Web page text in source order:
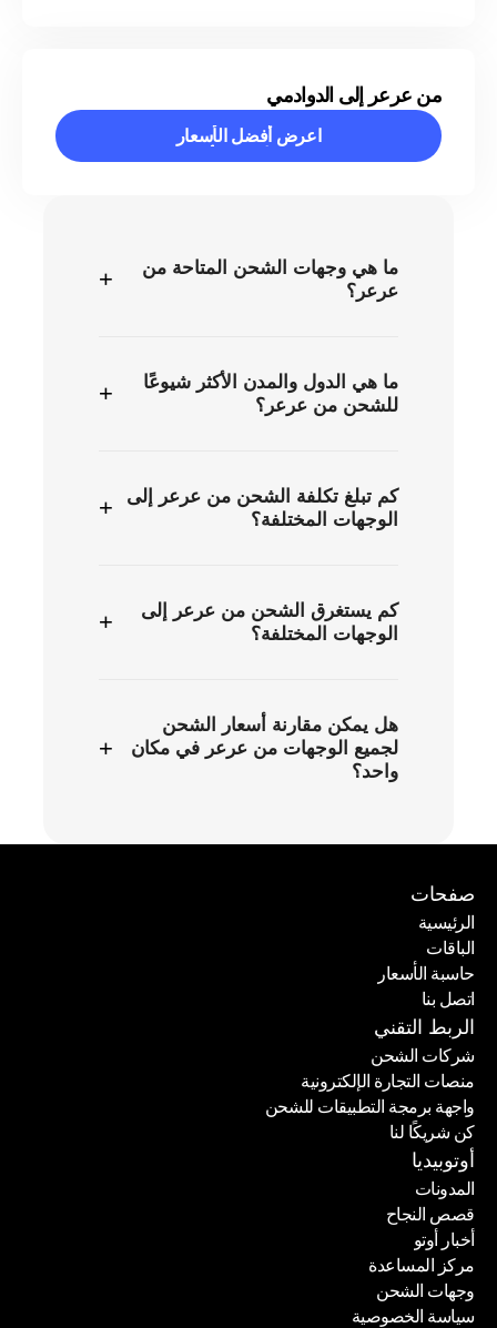
من عرعر إلى الدوادمي
اعرض أفضل الأسعار
اعرض أفضل الأسعار
ما هي وجهات الشحن المتاحة من
عرعر؟
+
ما هي الدول والمدن الأكثر شيوعًا
للشحن من عرعر؟
+
كم تبلغ تكلفة الشحن من عرعر إلى
الوجهات المختلفة؟
+
كم يستغرق الشحن من عرعر إلى
الوجهات المختلفة؟
+
هل يمكن مقارنة أسعار الشحن
لجميع الوجهات من عرعر في مكان
واحد؟
+
صفحات
الرئيسية
الرئيسية
الباقات
الباقات
حاسبة الأسعار
حاسبة الأسعار
اتصل بنا
اتصل بنا
الربط التقني
شركات الشحن
شركات الشحن
منصات التجارة الإلكترونية
منصات التجارة الإلكترونية
واجهة برمجة التطبيقات للشحن
واجهة برمجة التطبيقات للشحن
كن شريكًا لنا
كن شريكًا لنا
أوتوبيديا
المدونات
المدونات
قصص النجاح
قصص النجاح
أخبار أوتو
أخبار أوتو
مركز المساعدة
مركز المساعدة
وجهات الشحن
وجهات الشحن
سياسة الخصوصية